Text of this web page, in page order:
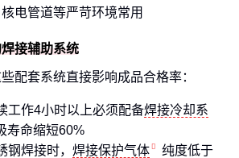
电管道等严苛环境常用
接辅助系统
配套系统直接影响成品合格率：
工作4小时以上必须配备焊接冷却系
寿命缩短60%
钢焊接时， 焊接保护气体
纯度低于